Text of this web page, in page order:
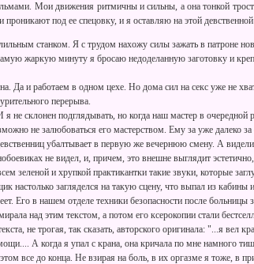
Мои движения ритмичны и сильны, а она тонкой
под ее спецовку, и я оставляю на этой
станком. Я с трудом нахожу силы зажать в патроне
жаркую минуту я бросаю недоделанную заготовку и
и работаем в одном цехе. Но дома сил на секс уже не
перерыва.
не склонен подглядывать, но когда наш мастер в очередной
не залюбоваться его мастерством. Ему за уже далеко
убалтывает в первую же вечернюю смену. А
не видел, и, причем, это внешне выглядит
зеленой и хрупкой практикантки такие звуки, которые
загляделся на такую сцену, что выпал из кабины
Его в нашем отделе техники безопасности после больницы
над этим текстом, а потом его ксерокопии стали
не трогая, так сказать, авторского оригинала: "...я вел
А когда я упал с крана, она кричала по мне намного
все до конца. Не взирая на боль, в их оргазме я тоже, в